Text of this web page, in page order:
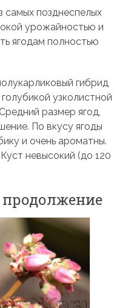
самых позднеспелых
урожайностью и
ягодам полностью
гибрид
узколистной
размер ягод,
По вкусу ягоды
и очень ароматны.
невысокий (до 120
продолжение